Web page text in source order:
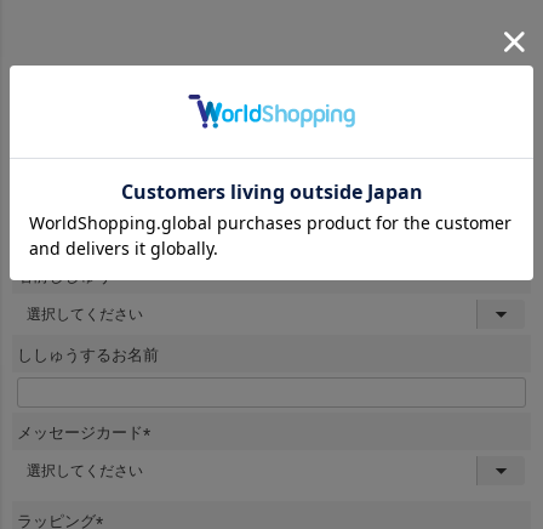
2,800
(
必
(
必
須
)
ししゅうするお名前
メッセージカード
ラッピング